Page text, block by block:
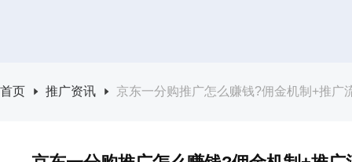
首页 推广资讯 京东一分购推广怎么赚钱?佣金机制+推广